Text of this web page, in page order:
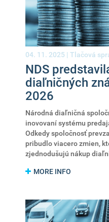
04. 11. 2025 | Tlačová
NDS
diaľničných
2026
Národná diaľničná
inovovaní systému
Odkedy spoločnosť
pribudlo viacero zmien,
zjednodušujú nákup
MORE INFO